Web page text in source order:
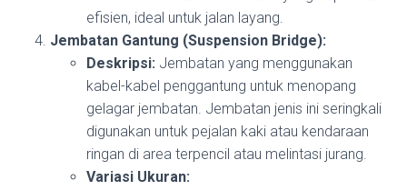
efisien, ideal untuk jalan layang.
Jembatan Gantung (Suspension Bridge):
Deskripsi: Jembatan yang menggunakan
kabel-kabel penggantung untuk menopang
gelagar jembatan. Jembatan jenis ini seringkali
digunakan untuk pejalan kaki atau kendaraan
ringan di area terpencil atau melintasi jurang.
Variasi Ukuran: